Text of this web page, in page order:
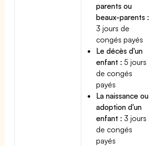
parents ou
beaux-parents :
3 jours de
congés payés
Le décès d'un
enfant : 5 jours
de congés
payés
La naissance ou
adoption d'un
enfant : 3 jours
de congés
payés